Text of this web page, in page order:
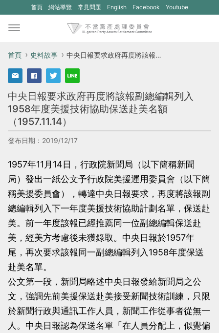
首頁 網站導覽 常見問題 English
(另
視
開
啟
的
網
站：
不
當
黨
產
理
委
員
會
Facebook
(另
開
啟
的
網
站：
不
當
黨
產
理
委
員
會
Youtube
首頁 史料故事 中央日報要求政府再度將該報副總編輯列入1958年度美援技術協助保送赴美名額（1957.11.14）
中央日報要求政府再度將該報副總編輯列入
1958年度美援技術協助保送赴美名額
（1957.11.14）
發布日期：2019/12/17
1957年11月14日，行政院新聞局（以下簡稱新聞
局）發出一紙公文予行政院美援運用委員會（以下簡
稱美援委員會），轉達中央日報要求，再度將該報副
總編輯列入下一年度美援技術協助計劃名單，保送赴
美。前一年度該報已經推薦同一位副總編輯保送赴
美，經美方考慮後未獲錄取。中央日報於1957年
尾，再次要求該報同一副總編輯列入1958年度保送
赴美名單。
公文第一段，新聞局略述中央日報發給新聞局之公
文，強調先前美援保送赴美接受新聞技術訓練，只限
於新聞行政與通訊工作人員，新聞工作從事者從無一
人。中央日報認為保送名單「在人員分配上，似覺偏